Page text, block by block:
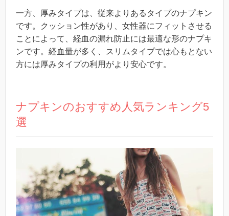
一方、
厚みタイプは、従来よりあるタイプのナプキン
です。クッション性があり、女性器にフィットさせる
ことによって、経血の漏れ防止には最適な形のナプキ
ンです。経血量が多く、スリムタイプでは心もとない
方には厚みタイプの利用がより安心です。
ナプキンのおすすめ人気ランキング5
選